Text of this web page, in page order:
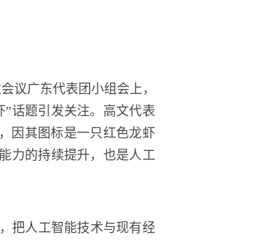
议广东代表团小组会上，
话题引发关注。高文代表
因其图标是一只红色龙虾
力的持续提升，也是人工
把人工智能技术与现有经